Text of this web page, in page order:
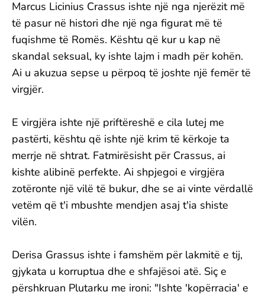
Marcus Licinius Crassus ishte një nga njerëzit më
të pasur në histori dhe një nga figurat më të
fuqishme të Romës. Kështu që kur u kap në
skandal seksual, ky ishte lajm i madh për kohën.
Ai u akuzua sepse u përpoq të joshte një femër të
virgjër.
E virgjëra ishte një priftëreshë e cila lutej me
pastërti, kështu që ishte një krim të kërkoje ta
merrje në shtrat. Fatmirësisht për Crassus, ai
kishte alibinë perfekte. Ai shpjegoi e virgjëra
zotëronte një vilë të bukur, dhe se ai vinte vërdallë
vetëm që t'i mbushte mendjen asaj t'ia shiste
vilën.
Derisa Grassus ishte i famshëm për lakmitë e tij,
gjykata u korruptua dhe e shfajësoi atë. Siç e
përshkruan Plutarku me ironi: "Ishte 'kopërracia' e